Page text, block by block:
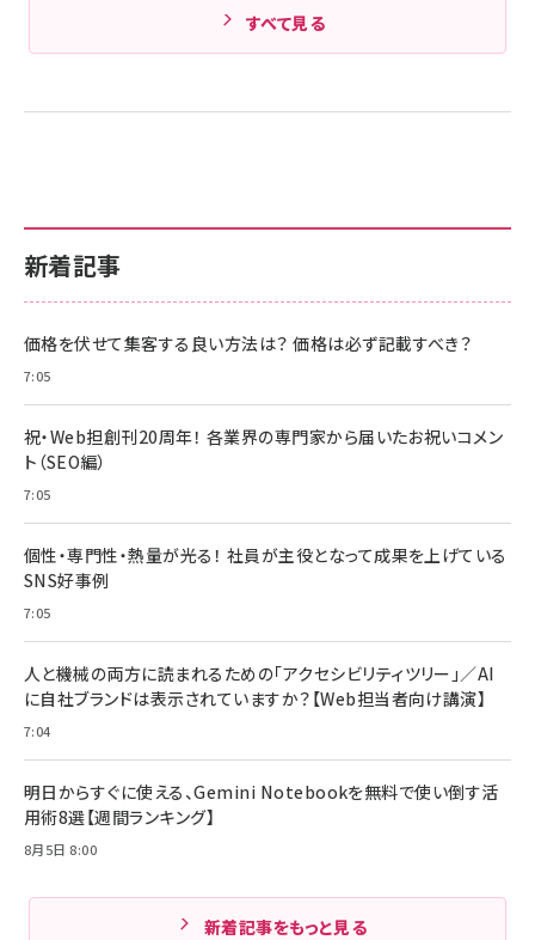
新着記事
価格を伏せて集客する良い方法は？ 価格は必ず記載すべき？
7:05
祝・Web担創刊20周年！ 各業界の専門家から届いたお祝いコメン
ト（SEO編）
7:05
個性・専門性・熱量が光る！ 社員が主役となって成果を上げている
SNS好事例
7:05
人と機械の両方に読まれるための「アクセシビリティツリー」／AI
に自社ブランドは表示されていますか？【Web担当者向け講演】
7:04
明日からすぐに使える、Gemini Notebookを無料で使い倒す活
用術8選【週間ランキング】
8月5日 8:00
新着記事をもっと見る
すべて見る